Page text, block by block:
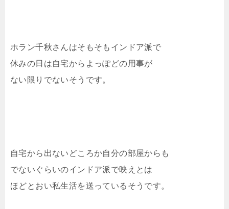
ホラン千秋さんはそもそもインドア派で
休みの日は自宅からよっぽどの用事が
ない限りでないそうです。
自宅から出ないどころか自分の部屋からも
でないぐらいのインドア派で映えとは
ほどとおい私生活を送っているそうです。